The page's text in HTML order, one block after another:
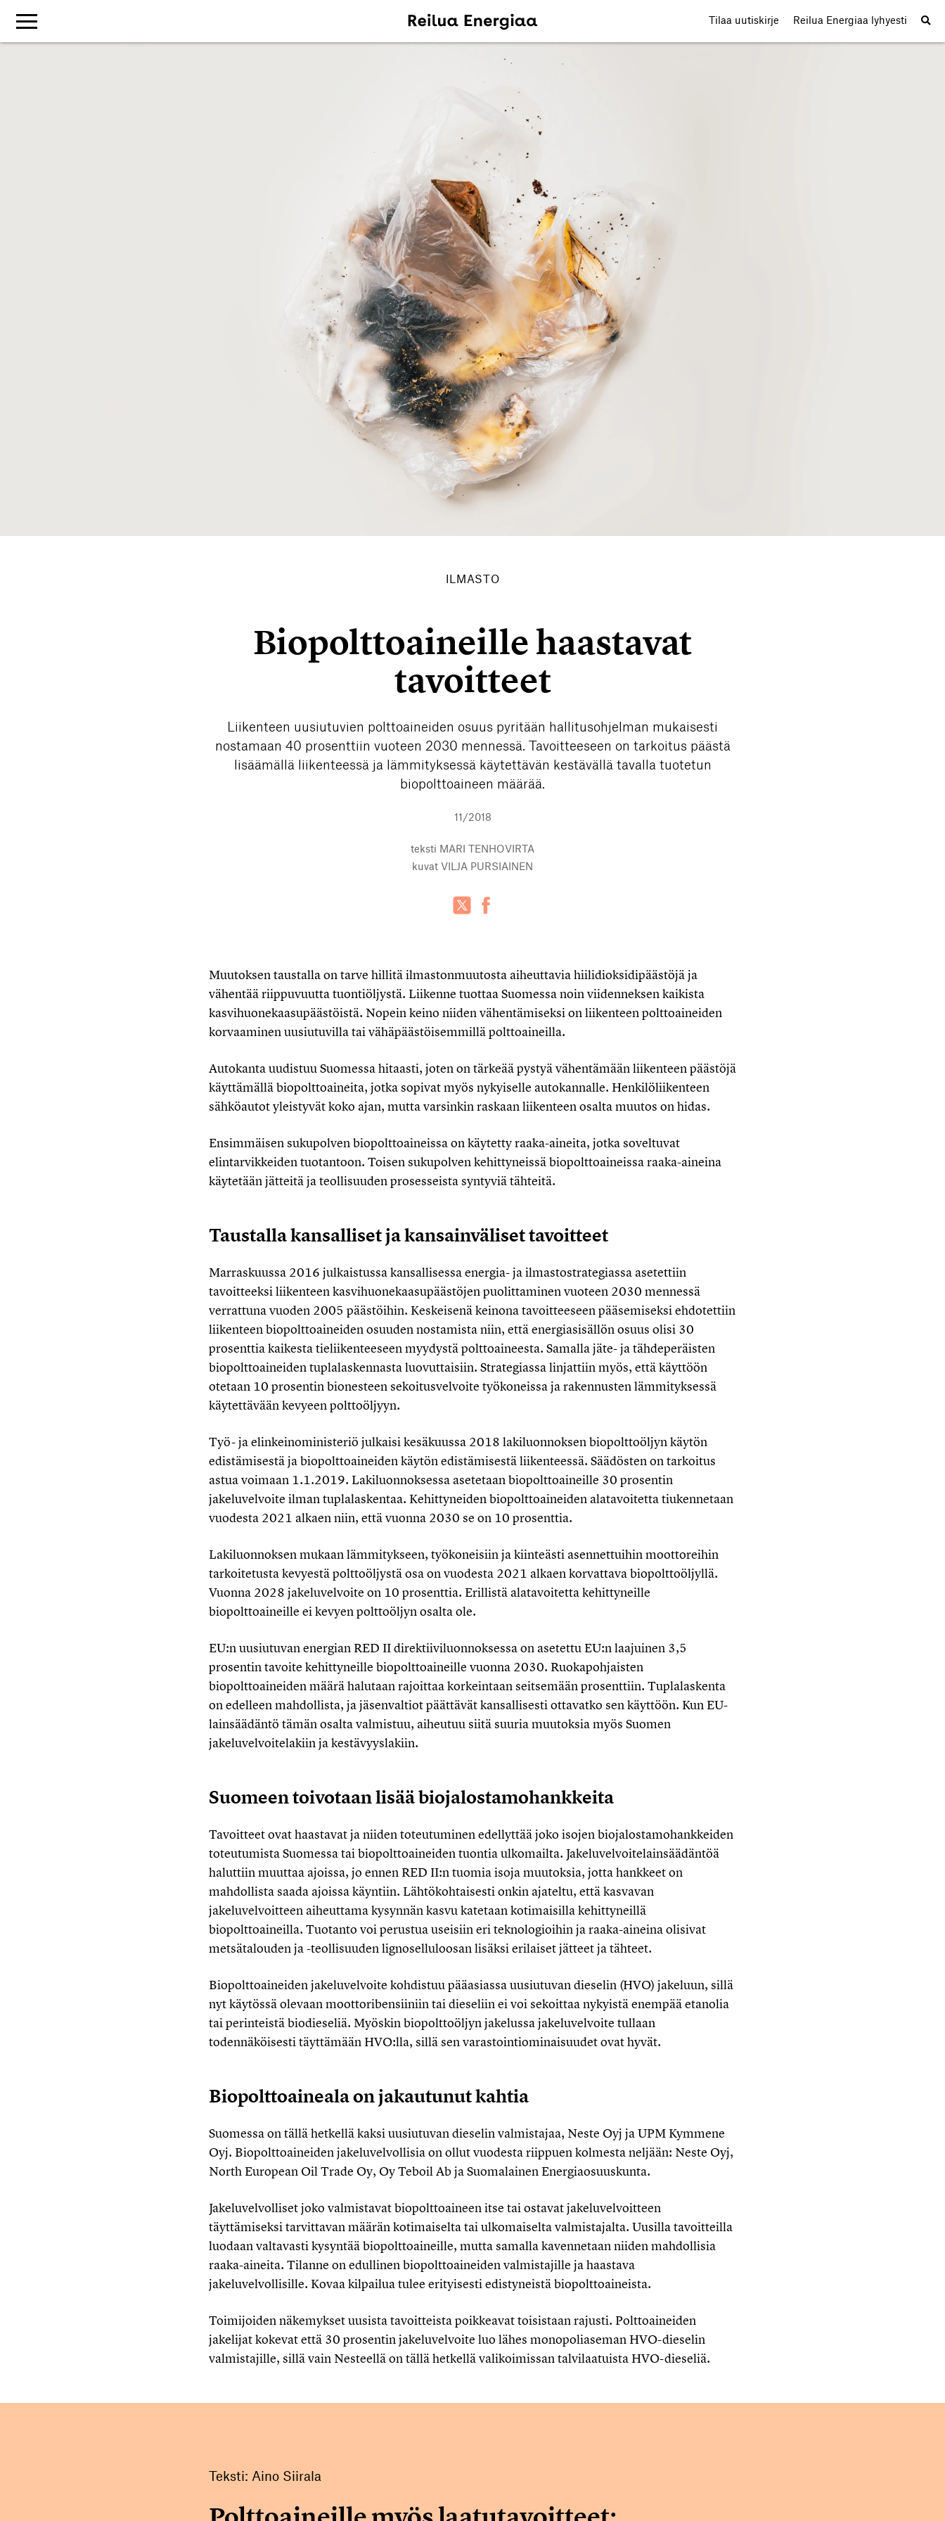
Tilaa uutiskirje Reilua Energiaa lyhyesti
ILMASTO
Biopolttoaineille haastavat
tavoitteet
Liikenteen uusiutuvien polttoaineiden osuus pyritään hallitusohjelman mukaisesti
nostamaan 40 prosenttiin vuoteen 2030 mennessä. Tavoitteeseen on tarkoitus päästä
lisäämällä liikenteessä ja lämmityksessä käytettävän kestävällä tavalla tuotetun
biopolttoaineen määrää.
11/2018
teksti MARI TENHOVIRTA
kuvat VILJA PURSIAINEN
Muutoksen taustalla on tarve hillitä ilmastonmuutosta aiheuttavia hiilidioksidipäästöjä ja
vähentää riippuvuutta tuontiöljystä. Liikenne tuottaa Suomessa noin viidenneksen kaikista
kasvihuonekaasupäästöistä. Nopein keino niiden vähentämiseksi on liikenteen polttoaineiden
korvaaminen uusiutuvilla tai vähäpäästöisemmillä polttoaineilla.
Autokanta uudistuu Suomessa hitaasti, joten on tärkeää pystyä vähentämään liikenteen päästöjä
käyttämällä biopolttoaineita, jotka sopivat myös nykyiselle autokannalle. Henkilöliikenteen
sähköautot yleistyvät koko ajan, mutta varsinkin raskaan liikenteen osalta muutos on hidas.
Ensimmäisen sukupolven biopolttoaineissa on käytetty raaka-aineita, jotka soveltuvat
elintarvikkeiden tuotantoon. Toisen sukupolven kehittyneissä biopolttoaineissa raaka-aineina
käytetään jätteitä ja teollisuuden prosesseista syntyviä tähteitä.
Taustalla kansalliset ja kansainväliset tavoitteet
Marraskuussa 2016 julkaistussa kansallisessa energia- ja ilmastostrategiassa asetettiin
tavoitteeksi liikenteen kasvihuonekaasupäästöjen puolittaminen vuoteen 2030 mennessä
verrattuna vuoden 2005 päästöihin. Keskeisenä keinona tavoitteeseen pääsemiseksi ehdotettiin
liikenteen biopolttoaineiden osuuden nostamista niin, että energiasisällön osuus olisi 30
prosenttia kaikesta tieliikenteeseen myydystä polttoaineesta. Samalla jäte- ja tähdeperäisten
biopolttoaineiden tuplalaskennasta luovuttaisiin. Strategiassa linjattiin myös, että käyttöön
otetaan 10 prosentin bionesteen sekoitusvelvoite työkoneissa ja rakennusten lämmityksessä
käytettävään kevyeen polttoöljyyn.
Työ- ja elinkeinoministeriö julkaisi kesäkuussa 2018 lakiluonnoksen biopolttoöljyn käytön
edistämisestä ja biopolttoaineiden käytön edistämisestä liikenteessä. Säädösten on tarkoitus
astua voimaan 1.1.2019. Lakiluonnoksessa asetetaan biopolttoaineille 30 prosentin
jakeluvelvoite ilman tuplalaskentaa. Kehittyneiden biopolttoaineiden alatavoitetta tiukennetaan
vuodesta 2021 alkaen niin, että vuonna 2030 se on 10 prosenttia.
Lakiluonnoksen mukaan lämmitykseen, työkoneisiin ja kiinteästi asennettuihin moottoreihin
tarkoitetusta kevyestä polttoöljystä osa on vuodesta 2021 alkaen korvattava biopolttoöljyllä.
Vuonna 2028 jakeluvelvoite on 10 prosenttia. Erillistä alatavoitetta kehittyneille
biopolttoaineille ei kevyen polttoöljyn osalta ole.
EU:n uusiutuvan energian RED II direktiiviluonnoksessa on asetettu EU:n laajuinen 3,5
prosentin tavoite kehittyneille biopolttoaineille vuonna 2030. Ruokapohjaisten
biopolttoaineiden määrä halutaan rajoittaa korkeintaan seitsemään prosenttiin. Tuplalaskenta
on edelleen mahdollista, ja jäsenvaltiot päättävät kansallisesti ottavatko sen käyttöön. Kun EU-
lainsäädäntö tämän osalta valmistuu, aiheutuu siitä suuria muutoksia myös Suomen
jakeluvelvoitelakiin ja kestävyyslakiin.
Suomeen toivotaan lisää biojalostamohankkeita
Tavoitteet ovat haastavat ja niiden toteutuminen edellyttää joko isojen biojalostamohankkeiden
toteutumista Suomessa tai biopolttoaineiden tuontia ulkomailta. Jakeluvelvoitelainsäädäntöä
haluttiin muuttaa ajoissa, jo ennen RED II:n tuomia isoja muutoksia, jotta hankkeet on
mahdollista saada ajoissa käyntiin. Lähtökohtaisesti onkin ajateltu, että kasvavan
jakeluvelvoitteen aiheuttama kysynnän kasvu katetaan kotimaisilla kehittyneillä
biopolttoaineilla. Tuotanto voi perustua useisiin eri teknologioihin ja raaka-aineina olisivat
metsätalouden ja -teollisuuden lignoselluloosan lisäksi erilaiset jätteet ja tähteet.
Biopolttoaineiden jakeluvelvoite kohdistuu pääasiassa uusiutuvan dieselin (HVO) jakeluun, sillä
nyt käytössä olevaan moottoribensiiniin tai dieseliin ei voi sekoittaa nykyistä enempää etanolia
tai perinteistä biodieseliä. Myöskin biopolttoöljyn jakelussa jakeluvelvoite tullaan
todennäköisesti täyttämään HVO:lla, sillä sen varastointiominaisuudet ovat hyvät.
Biopolttoaineala on jakautunut kahtia
Suomessa on tällä hetkellä kaksi uusiutuvan dieselin valmistajaa, Neste Oyj ja UPM Kymmene
Oyj. Biopolttoaineiden jakeluvelvollisia on ollut vuodesta riippuen kolmesta neljään: Neste Oyj,
North European Oil Trade Oy, Oy Teboil Ab ja Suomalainen Energiaosuuskunta.
Jakeluvelvolliset joko valmistavat biopolttoaineen itse tai ostavat jakeluvelvoitteen
täyttämiseksi tarvittavan määrän kotimaiselta tai ulkomaiselta valmistajalta. Uusilla tavoitteilla
luodaan valtavasti kysyntää biopolttoaineille, mutta samalla kavennetaan niiden mahdollisia
raaka-aineita. Tilanne on edullinen biopolttoaineiden valmistajille ja haastava
jakeluvelvollisille. Kovaa kilpailua tulee erityisesti edistyneistä biopolttoaineista.
Toimijoiden näkemykset uusista tavoitteista poikkeavat toisistaan rajusti. Polttoaineiden
jakelijat kokevat että 30 prosentin jakeluvelvoite luo lähes monopoliaseman HVO-dieselin
valmistajille, sillä vain Nesteellä on tällä hetkellä valikoimissan talvilaatuista HVO-dieseliä.
Teksti: Aino Siirala